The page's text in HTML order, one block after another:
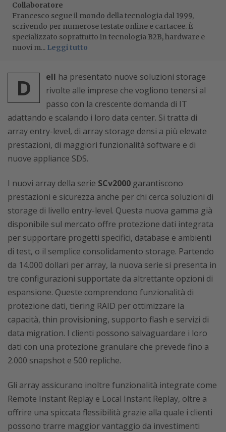
Collaboratore
Francesco segue il mondo della tecnologia dal 1999,
scrivendo per numerose testate online e cartacee. È
specializzato soprattutto in tecnologia B2B, hardware e
nuovi m... Leggi tutto
D ell ha presentato nuove soluzioni storage
rivolte alle imprese che vogliono tenersi al
passo con la crescente domanda di IT
adattando e scalando i loro data center. Si tratta di
array entry-level, di array storage densi a più elevate
prestazioni, di maggiori funzionalità software e di
nuove appliance SDS.
I nuovi array della serie SCv2000 garantiscono
prestazioni e sicurezza anche per chi cerca soluzioni di
storage di livello entry-level. Questa nuova gamma già
disponibile sul mercato offre protezione dati integrata
per supportare progetti specifici, database e ambienti
di test, o il semplice consolidamento storage. Partendo
da 14.000 dollari per array, la nuova serie si presenta in
tre configurazioni supportate da altrettante opzioni di
espansione. Queste comprendono funzionalità di
protezione dati, tiering RAID per ottimizzare la
capacità, thin provisioning, supporto flash e servizi di
data migration. I clienti possono salvaguardare i loro
dati con una protezione granulare che prevede fino a
2.000 snapshot e 500 repliche.
Gli array assicurano inoltre funzionalità integrate come
Remote Instant Replay e Local Instant Replay, oltre a
offrire una spiccata flessibilità grazie alla quale i clienti
possono trarre maggior vantaggio da investimenti